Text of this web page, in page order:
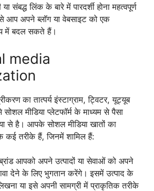
या संबद्ध लिंक के बारे में पारदर्शी होना महत्वपूर्ण
आप अपने ब्लॉग या वेबसाइट को एक
में बदल सकते हैं।
media
का तात्पर्य इंस्टाग्राम, ट्विटर, यूट्यूब
मीडिया प्लेटफॉर्म के माध्यम से पैसा
से है। आपके सोशल मीडिया खातों का
कई तरीके हैं, जिनमें शामिल हैं:
ब्रांड आपको अपने उत्पादों या सेवाओं को अपने
देने के लिए भुगतान करेंगे। इसमें उत्पाद के
या इसे अपनी सामग्री में प्राकृतिक तरीके